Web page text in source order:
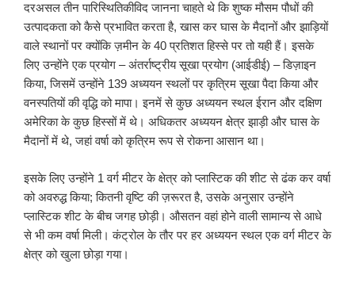
दरअसल तीन पारिस्थितिकीविद जानना चाहते थे कि शुष्क मौसम पौधों की
उत्पादकता को कैसे प्रभावित करता है, खास कर घास के मैदानों और झाड़ियों
वाले स्थानों पर क्योंकि ज़मीन के 40 प्रतिशत हिस्से पर तो यही हैं। इसके
लिए उन्होंने एक प्रयोग – अंतर्राष्ट्रीय सूखा प्रयोग (आईडीई) – डिज़ाइन
किया, जिसमें उन्होंने 139 अध्ययन स्थलों पर कृत्रिम सूखा पैदा किया और
वनस्पतियों की वृद्धि को मापा। इनमें से कुछ अध्ययन स्थल ईरान और दक्षिण
अमेरिका के कुछ हिस्सों में थे। अधिकतर अध्ययन क्षेत्र झाड़ी और घास के
मैदानों में थे, जहां वर्षा को कृत्रिम रूप से रोकना आसान था।
इसके लिए उन्होंने 1 वर्ग मीटर के क्षेत्र को प्लास्टिक की शीट से ढंक कर वर्षा
को अवरुद्ध किया; कितनी वृष्टि की ज़रूरत है, उसके अनुसार उन्होंने
प्लास्टिक शीट के बीच जगह छोड़ी। औसतन वहां होने वाली सामान्य से आधे
से भी कम वर्षा मिली। कंट्रोल के तौर पर हर अध्ययन स्थल एक वर्ग मीटर के
क्षेत्र को खुला छोड़ा गया।